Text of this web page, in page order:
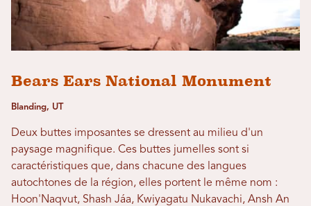
Bears Ears National Monument
Blanding, UT
Deux buttes imposantes se dressent au milieu d'un
paysage magnifique. Ces buttes jumelles sont si
caractéristiques que, dans chacune des langues
autochtones de la région, elles portent le même nom :
Hoon'Naqvut, Shash Jáa, Kwiyagatu Nukavachi, Ansh An